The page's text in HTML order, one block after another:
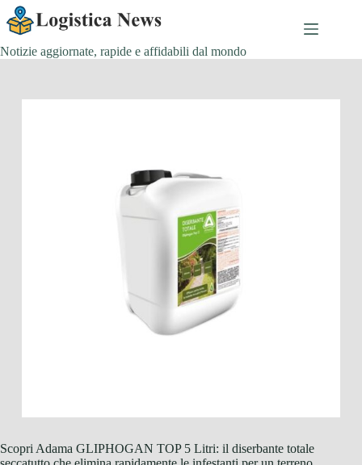
Salta
al
contenuto
Notizie aggiornate, rapide e affidabili dal mondo
Scopri Adama GLIPHOGAN TOP 5 Litri: il diserbante totale